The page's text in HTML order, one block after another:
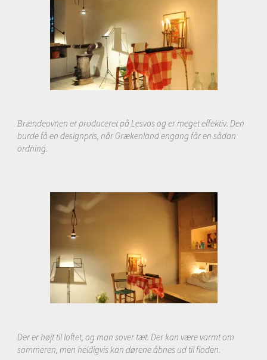
Brændeovnen er produceret på Lesvos og er meget effektiv. Den
burde få en designpris, når Grækenlandengang får en sådan
ordning.
Der er højt til loftet, og man sover tæt. Der kan være varmt om
sommeren, men heldigvis kan dørene åbnes ud til floden.